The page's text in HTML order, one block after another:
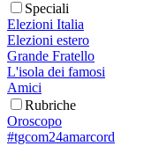
Speciali
Elezioni Italia
Elezioni estero
Grande Fratello
L'isola dei famosi
Amici
Rubriche
Oroscopo
#tgcom24amarcord